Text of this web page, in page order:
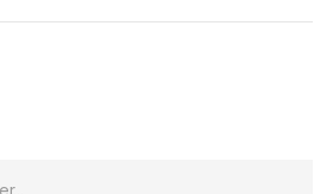
en sus intenciones de beneficiar